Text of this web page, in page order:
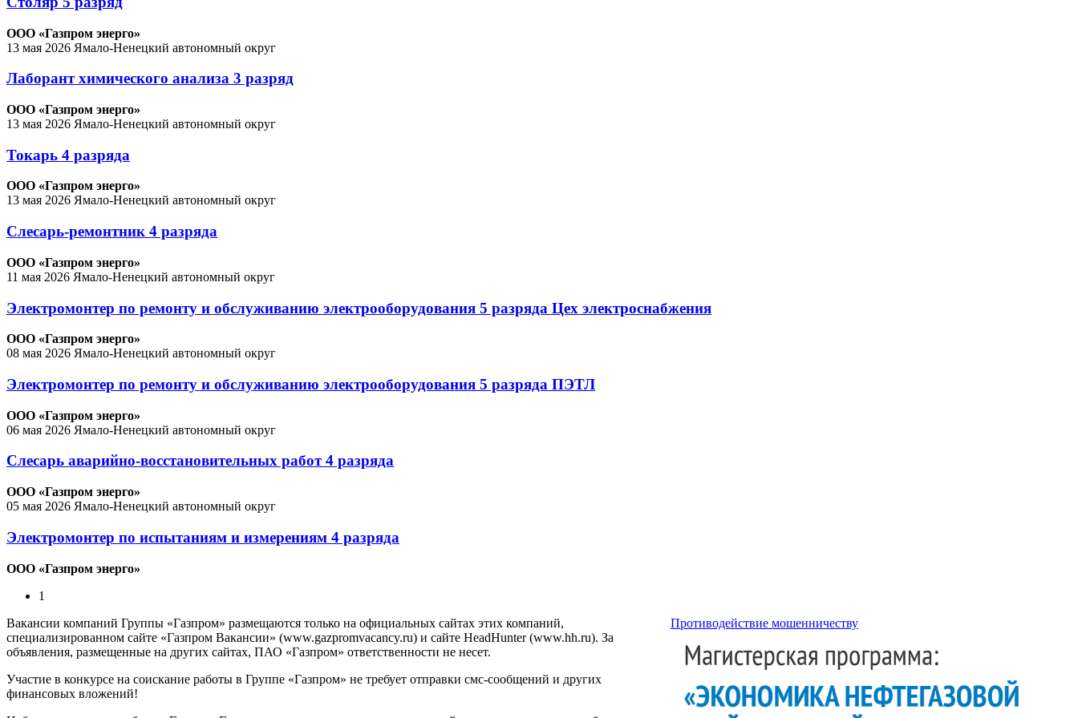
ООО «Газпром энерго»
13 мая 2026 Ямало-Ненецкий автономный округ
Лаборант химического анализа 3 разряд
ООО «Газпром энерго»
13 мая 2026 Ямало-Ненецкий автономный округ
Токарь 4 разряда
ООО «Газпром энерго»
13 мая 2026 Ямало-Ненецкий автономный округ
Слесарь-ремонтник 4 разряда
ООО «Газпром энерго»
11 мая 2026 Ямало-Ненецкий автономный округ
Электромонтер по ремонту и обслуживанию электрооборудования 5 разряда Цех электроснабжения
ООО «Газпром энерго»
08 мая 2026 Ямало-Ненецкий автономный округ
Электромонтер по ремонту и обслуживанию электрооборудования 5 разряда ПЭТЛ
ООО «Газпром энерго»
06 мая 2026 Ямало-Ненецкий автономный округ
Слесарь аварийно-восстановительных работ 4 разряда
ООО «Газпром энерго»
05 мая 2026 Ямало-Ненецкий автономный округ
Электромонтер по испытаниям и измерениям 4 разряда
ООО «Газпром энерго»
1
Противодействие мошенничеству
Вакансии компаний Группы «Газпром» размещаются только на официальных сайтах этих компаний,
специализированном сайте «Газпром Вакансии» (www.gazpromvacancy.ru) и сайте HeadHunter (www.hh.ru). За
объявления, размещенные на других сайтах, ПАО «Газпром» ответственности не несет.
Участие в конкурсе на соискание работы в Группе «Газпром» не требует отправки смс-сообщений и других
финансовых вложений!